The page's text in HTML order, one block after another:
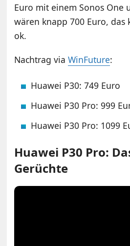
Euro mit einem Sonos One
wären knapp 700 Euro,
ok.
Nachtrag viaWinFuture:
Huawei P30: 749 Euro
Huawei P30 Pro: 999
Huawei P30 Pro: 1099
Huawei P30 Pro:
Gerüchte